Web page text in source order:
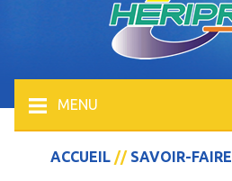
MENU
ACCUEIL// SAVOIR-FAIRE